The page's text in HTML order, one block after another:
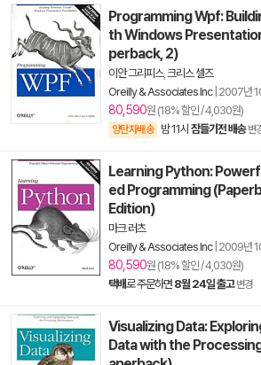
Programming Wpf:
th Windows
perback, 2)
이안 그리피스, 크리스 셀즈
Oreilly & Associates Inc| 2007년
80,590원 (18% 할인 / 4,030원)
양탄자배송 밤 11시 잠들기전 배송 변
Learning Python:
ed Programming
Edition)
마크 러츠
Oreilly & Associates Inc| 2009년
80,590원 (18% 할인 / 4,030원)
택배로 주문하면 8월 24일 출고 변경
Visualizing Data:
Data with the